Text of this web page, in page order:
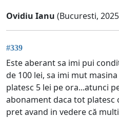
Ovidiu Ianu (Bucuresti,
#339
Este aberant sa imi pui
de 100 lei, sa imi mut
platesc 5 lei pe ora...atunci
abonament daca tot platesc
pret avand in vedere că